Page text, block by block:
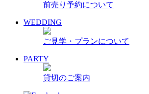
前売り予約について
WEDDING
ご見学・プランについて
PARTY
貸切のご案内